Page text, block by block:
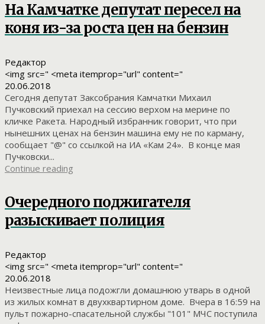
На Камчатке депутат пересел на
коня из-за роста цен на бензин
Редактор
<img src=" <meta itemprop="url" content="
20.06.2018
Сегодня депутат Заксобрания Камчатки Михаил
Пучковский приехал на сессию верхом на мерине по
кличке Ракета. Народный избранник говорит, что при
нынешних ценах на бензин машина ему не по карману,
сообщает "@" со ссылкой на ИА «Кам 24». В конце мая
Пучковски...
Continue reading
Очередного поджигателя
разыскивает полиция
Редактор
<img src=" <meta itemprop="url" content="
20.06.2018
Неизвестные лица подожгли домашнюю утварь в одной
из жилых комнат в двухквартирном доме. Вчера в 16:59 на
пульт пожарно-спасательной службы "101" МЧС поступила